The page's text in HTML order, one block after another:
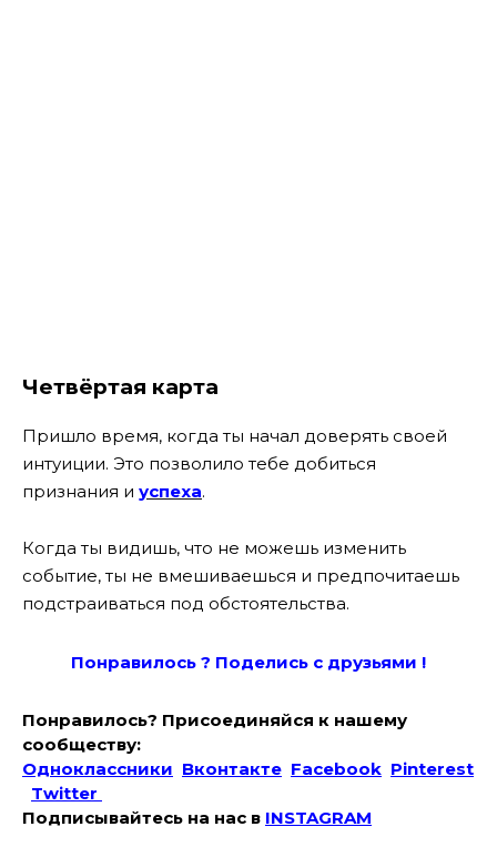
Четвёртая карта
Пришло время, когда ты начал доверять своей
интуиции. Это позволило тебе добиться
признания и успеха.
Когда ты видишь, что не можешь изменить
событие, ты не вмешиваешься и предпочитаешь
подстраиваться под обстоятельства.
Понравилось ? Поделись с друзьями !
Понравилось? Присоединяйся к нашему
сообществу:
Одноклассники Вконтакте Facebook Pinterest
Twitter
Подписывайтесь на наc в INSTAGRAM